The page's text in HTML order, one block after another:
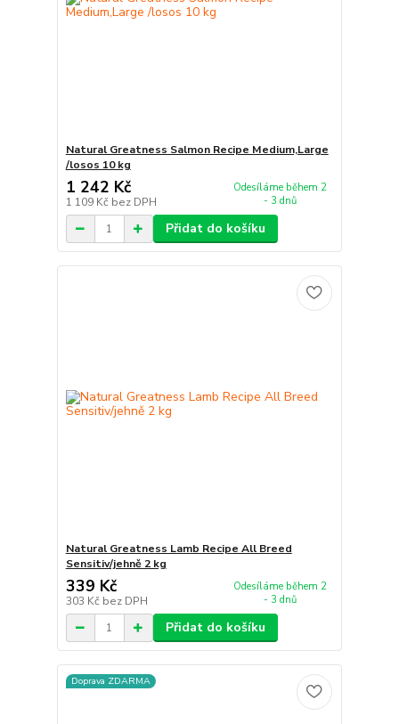
Natural Greatness Salmon Recipe Medium,Large
/losos 10 kg
1 242 Kč
1 109 Kč bez DPH
Odesíláme během 2
- 3 dnů
Přidat do košíku
Natural Greatness Lamb Recipe All Breed
Sensitiv/jehně 2 kg
339 Kč
303 Kč bez DPH
Odesíláme během 2
- 3 dnů
Přidat do košíku
Doprava ZDARMA